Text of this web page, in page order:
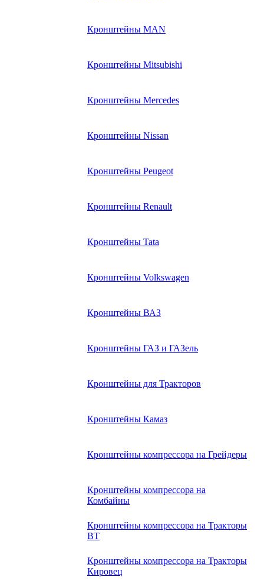
Кронштейны MAN
Кронштейны Mitsubishi
Кронштейны Mеrcedes
Кронштейны Nissan
Кронштейны Peugeot
Кронштейны Renault
Кронштейны Tata
Кронштейны Volkswagen
Кронштейны ВАЗ
Кронштейны ГАЗ и ГАЗель
Кронштейны для Тракторов
Кронштейны Камаз
Кронштейны компрессора на Грейдеры
Кронштейны компрессора на
Комбайны
Кронштейны компрессора на Тракторы
ВТ
Кронштейны компрессора на Тракторы
Кировец